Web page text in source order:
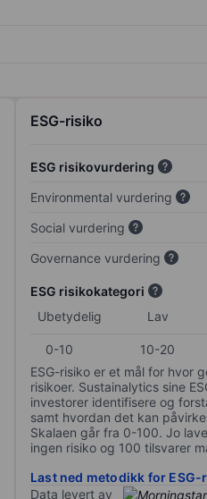
ESG-risiko
ESG risikovurdering
Environmental vurdering
Social vurdering
Governance vurdering
ESG risikokategori
Ubetydelig
Lav
0-10 10-20
ESG-risiko er et mål for hvor
risikoer. Sustainalytics sine
investorer identifisere og
samt hvordan det kan
Skalaen går fra 0-100. Jo
ingen risiko og 100 tilsvarer
Last ned metodikk for ESG-
Data levert av